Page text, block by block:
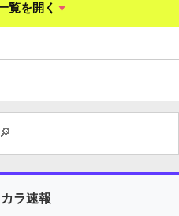
覧を開く
ラ速報